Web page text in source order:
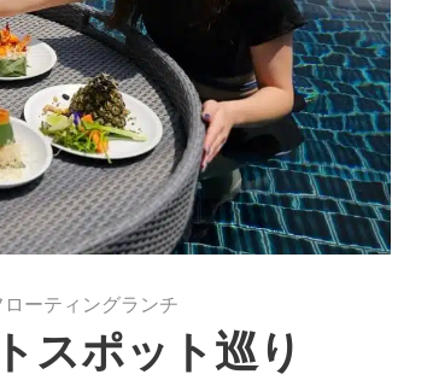
ーティングランチ
スポット巡り